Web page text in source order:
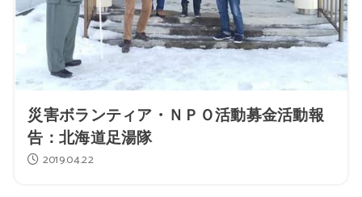
災害ボランティア・ＮＰＯ活動募金活動報
告：北海道足湯隊
2019.04.22